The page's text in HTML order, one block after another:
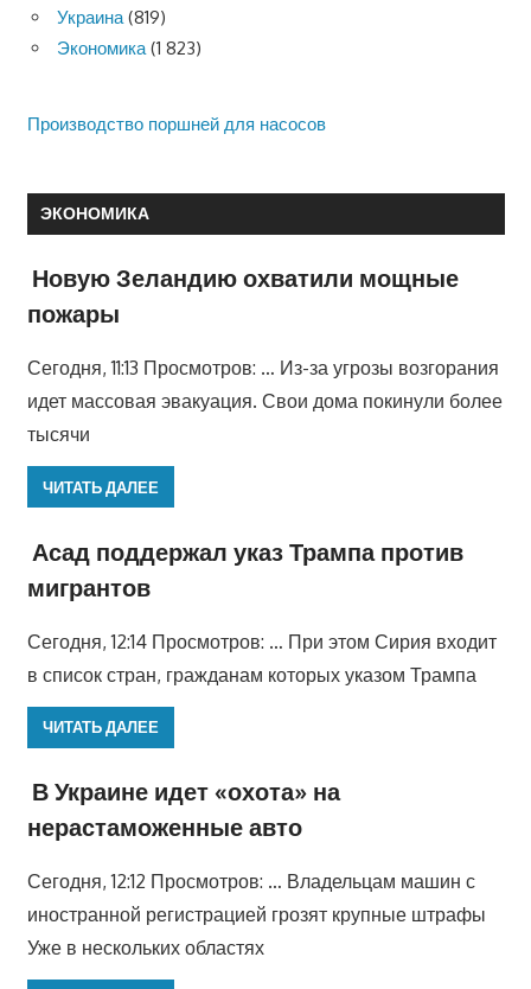
Украина(819)
Экономика(1 823)
Производство поршней для насосов
ЭКОНОМИКА
Новую Зеландию охватили мощные
пожары
Сегодня, 11:13 Просмотров: … Из-за угрозы возгорания
идет массовая эвакуация. Свои дома покинули более
тысячи
ЧИТАТЬ ДАЛЕЕ
Асад поддержал указ Трампа против
мигрантов
Сегодня, 12:14 Просмотров: … При этом Сирия входит
в список стран, гражданам которых указом Трампа
ЧИТАТЬ ДАЛЕЕ
В Украине идет «охота» на
нерастаможенные авто
Сегодня, 12:12 Просмотров: … Владельцам машин с
иностранной регистрацией грозят крупные штрафы
Уже в нескольких областях